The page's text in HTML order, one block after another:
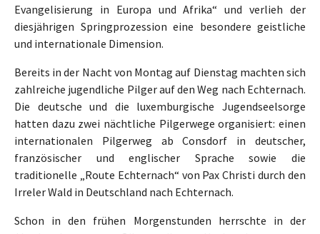
Evangelisierung in Europa und Afrika“ und verlieh der
diesjährigen Springprozession eine besondere geistliche
und internationale Dimension.
Bereits in der Nacht von Montag auf Dienstag machten sich
zahlreiche jugendliche Pilger auf den Weg nach Echternach.
Die deutsche und die luxemburgische Jugendseelsorge
hatten dazu zwei nächtliche Pilgerwege organisiert: einen
internationalen Pilgerweg ab Consdorf in deutscher,
französischer und englischer Sprache sowie die
traditionelle „Route Echternach“ von Pax Christi durch den
Irreler Wald in Deutschland nach Echternach.
Schon in den frühen Morgenstunden herrschte in der